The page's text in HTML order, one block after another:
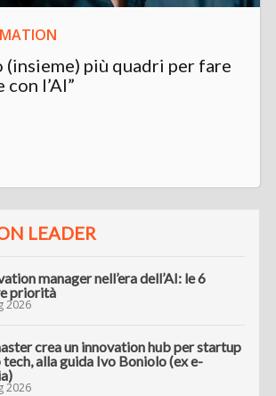
(insieme) più quadri per fare
l’AI”
LEADER
manager nell’era dell’AI: le 6
priorità
2026
crea un innovation hub per startup
tech, alla guida Ivo Boniolo (ex e-
2026